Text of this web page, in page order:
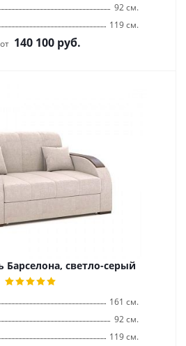
92 см.
119 см.
140 100руб.
Барселона, светло-серый
161 см.
92 см.
119 см.